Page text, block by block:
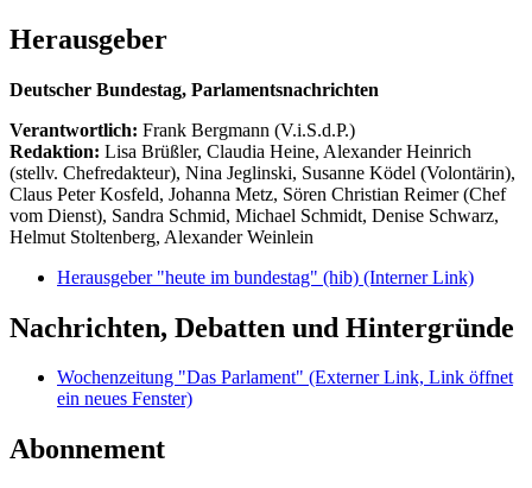
Herausgeber
Deutscher Bundestag, Parlamentsnachrichten
Verantwortlich: Frank Bergmann (V.i.S.d.P.)
Redaktion: Lisa Brüßler, Claudia Heine, Alexander Heinrich
(stellv. Chefredakteur), Nina Jeglinski, Susanne Ködel (Volontärin),
Claus Peter Kosfeld, Johanna Metz, Sören Christian Reimer (Chef
vom Dienst), Sandra Schmid, Michael Schmidt, Denise Schwarz,
Helmut Stoltenberg, Alexander Weinlein
Herausgeber "heute im bundestag" (hib) (Interner Link)
Nachrichten, Debatten und Hintergründe
Wochenzeitung "Das Parlament" (Externer Link, Link öffnet
ein neues Fenster)
Abonnement